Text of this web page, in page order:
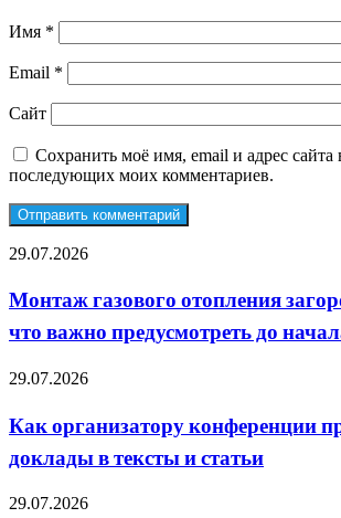
Имя *
Email *
Сайт
Сохранить моё имя, email и адрес сайта
последующих моих комментариев.
Монтаж
отопления
загородного
дома:
важно
начала
работ
29.07.2026
Монтаж газового отопления
что важно предусмотреть до
Как
конференции
превратить
доклады
тексты
29.07.2026
Как организатору конференции
доклады в тексты и статьи
Аренда
29.07.2026